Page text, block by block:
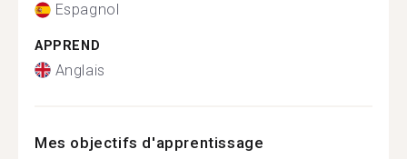
Espagnol
APPREND
Anglais
Mes objectifs d'apprentissage